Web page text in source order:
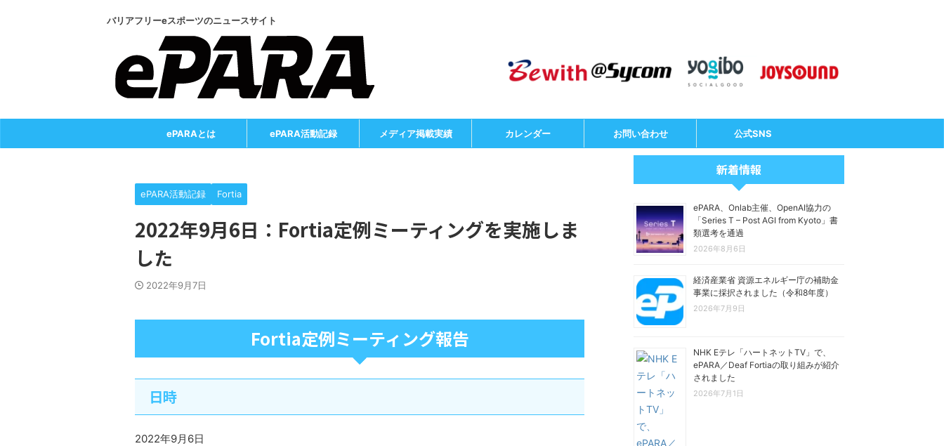
バリアフリーeスポーツのニュースサイト
ePARAとは ePARA活動記録 メディア掲載実績 カレンダー お問い合わせ 公式SNS
ePARA活動記録 Fortia
2022年9月6日：Fortia定例ミーティングを実施しま
した
2022年9月7日
Fortia定例ミーティング報告
日時
2022年9月6日
新着情報
ePARA、Onlab主催、OpenAI協力の
「Series T – Post AGI from Kyoto」書
類選考を通過
2026年8月6日
経済産業省 資源エネルギー庁の補助金
事業に採択されました（令和8年度）
2026年7月9日
NHK Eテレ「ハートネットTV」で、
ePARA／Deaf Fortiaの取り組みが紹介
されました
2026年7月1日